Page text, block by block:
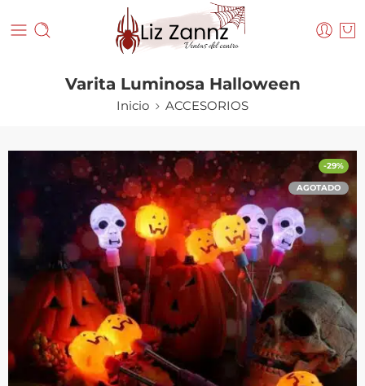
Varita Luminosa Halloween
Inicio ACCESORIOS
-29%
AGOTADO